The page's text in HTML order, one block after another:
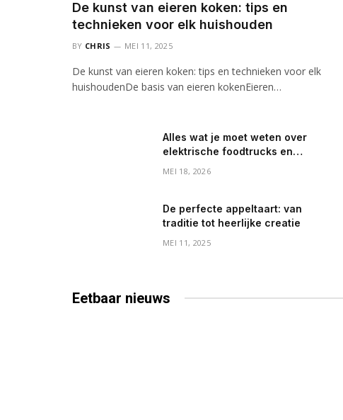
De kunst van eieren koken: tips en
technieken voor elk huishouden
BY CHRIS MEI 11, 2025
De kunst van eieren koken: tips en technieken voor elk
huishoudenDe basis van eieren kokenEieren…
Alles wat je moet weten over
elektrische foodtrucks en
MEI 18, 2026
De perfecte appeltaart: van
traditie tot heerlijke creatie
MEI 11, 2025
Eetbaar nieuws